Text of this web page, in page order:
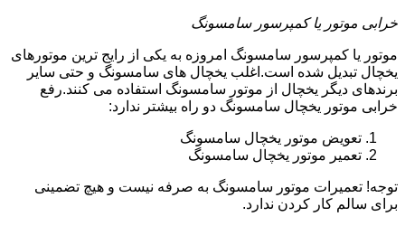
خرابی موتور یا کمپرسور سامسونگ
موتور یا کمپرسور سامسونگ امروزه به یکی از رایج ترین موتورهای
یخچال تبدیل شده است.اغلب یخچال های سامسونگ و حتی سایر
برندهای دیگر یخچال از موتور سامسونگ استفاده می کنند.رفع
خرابی موتور یخچال سامسونگ دو راه بیشتر ندارد:
تعویض موتور یخچال سامسونگ
تعمیر موتور یخچال سامسونگ
توجه! تعمیرات موتور سامسونگ به صرفه نیست و هیچ تضمینی
برای سالم کار کردن ندارد.